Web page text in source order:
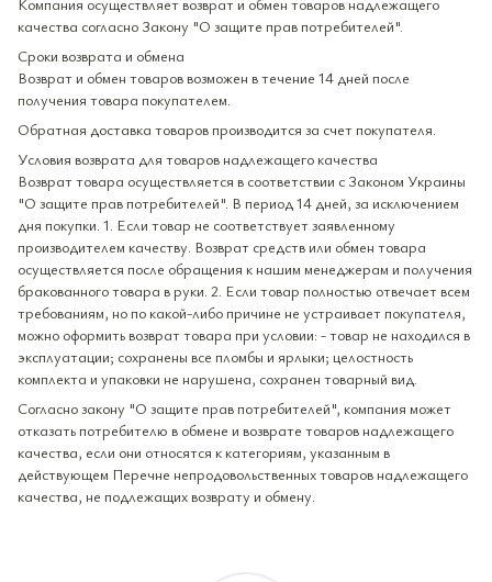
Компания осуществляет возврат и обмен товаров надлежащего
качества согласно Закону "О защите прав потребителей".
Сроки возврата и обмена
Возврат и обмен товаров возможен в течение 14 дней после
получения товара покупателем.
Обратная доставка товаров производится за счет покупателя.
Условия возврата для товаров надлежащего качества
Возврат товара осуществляется в соответствии с Законом Украины
"О защите прав потребителей". В период 14 дней, за исключением
дня покупки. 1. Если товар не соответствует заявленному
производителем качеству. Возврат средств или обмен товара
осуществляется после обращения к нашим менеджерам и получения
бракованного товара в руки. 2. Если товар полностью отвечает всем
требованиям, но по какой-либо причине не устраивает покупателя,
можно оформить возврат товара при условии: - товар не находился в
эксплуатации; сохранены все пломбы и ярлыки; целостность
комплекта и упаковки не нарушена, сохранен товарный вид.
Согласно закону "О защите прав потребителей", компания может
отказать потребителю в обмене и возврате товаров надлежащего
качества, если они относятся к категориям, указанным в
действующем Перечне непродовольственных товаров надлежащего
качества, не подлежащих возврату и обмену.